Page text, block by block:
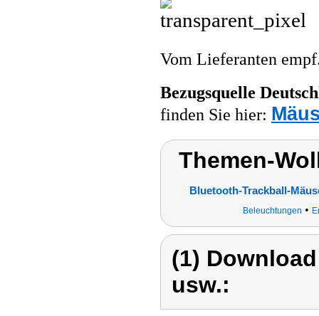
Vom Lieferanten
Bezugsquelle
finden Sie hier:
Themen-
Bluetooth-Trackball-
Beleuchtungen •
(1)
usw.: